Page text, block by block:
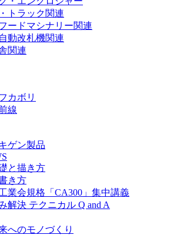
トラック関連
ードマシナリー関連
動改札機関連
関連
カボリ
線
ゲン製品
と描き方
き方
業会規格「CA300」集中講義
解決 テクニカル Q and A
へのモノづくり